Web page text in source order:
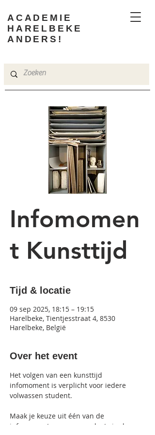
ACADEMIE
HARELBEKE
ANDERS!
Infomomen
t Kunsttijd
Tijd & locatie
09 sep 2025, 18:15 – 19:15
Harelbeke, Tientjesstraat 4, 8530
Harelbeke, België
Over het event
Het volgen van een kunsttijd
infomoment is verplicht voor iedere
volwassen student.
Maak je keuze uit één van de
infomomenten en neem plaats in de